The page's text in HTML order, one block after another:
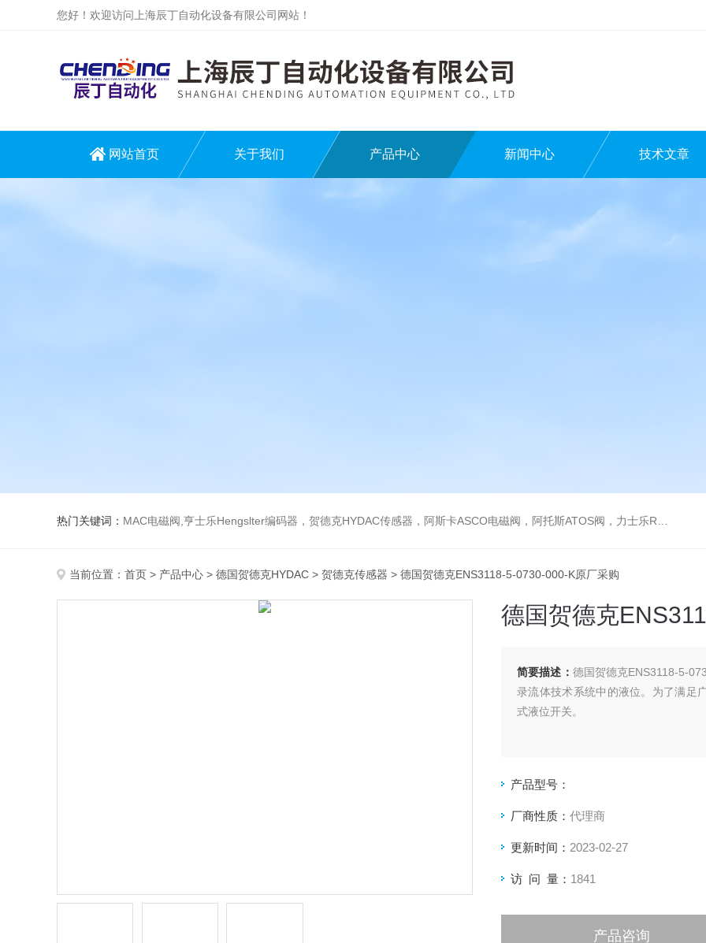
您好！欢迎访问上海辰丁自动化设备有限公司网站！
网站首页 关于我们 产品中心 新闻中心 技术文章
热门关键词： MAC电磁阀,亨士乐Hengslter编码器，贺德克HYDAC传感器，阿斯卡ASCO电磁阀，阿托斯ATOS阀，力士乐Rexroth泵，爱普EPRO传感器，穆格MOOG伺服阀，宝德BURKERT电磁阀，倍加福P F传感器
当前位置： 首页 > 产品中心 > 德国贺德克HYDAC > 贺德克传感器 > 德国贺德克ENS3118-5-0730-000-K原厂采购
德国贺德克
简要描述： 德国贺德克ENS3118-5-
录流体技术系统中的液位。为了满足
式液位开关。
产品型号：
厂商性质： 代理商
更新时间： 2023-02-27
访 问 量： 1841
产品咨询